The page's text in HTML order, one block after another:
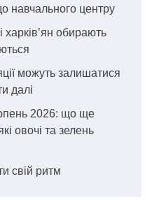
навчального центру
харків’ян обирають
можуть залишатися
далі
2026: що ще
овочі та зелень
свій ритм